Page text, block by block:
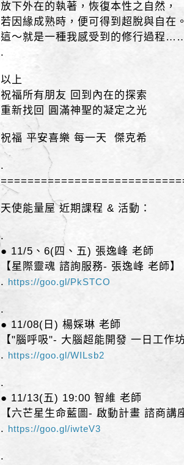
放下外在的執著，恢復本性之自然，
若因緣成熟時，便可得到超脫與自在
這～就是一種我感受到的修行過程
.
以上
祝福所有朋友 回到內在的探索
重新找回 圓滿神聖的凝定之光
祝福 平安喜樂 每一天 傑克希
.
天使能量屋 近期課程 & 活動：
.
● 11/5、6(四、五) 張逸峰 老師
【星際靈魂 諮詢服務- 張逸峰 老師】
. https://goo.gl/PkSTCO
.
● 11/08(日) 楊婇琳 老師
【"腦呼吸"- 大腦超能開發 一日工作
. https://goo.gl/WILsb2
.
● 11/13(五) 19:00 智維 老師
【六芒星生命藍圖- 啟動計畫 諮商講
. https://goo.gl/iwteV3
.